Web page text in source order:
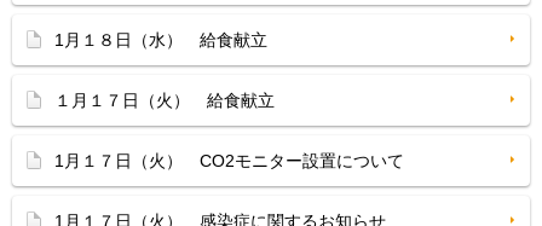
1月１８日（水） 給食献立
１月１７日（火） 給食献立
1月１７日（火） CO2モニター設置について
1月１７日（火） 感染症に関するお知らせ